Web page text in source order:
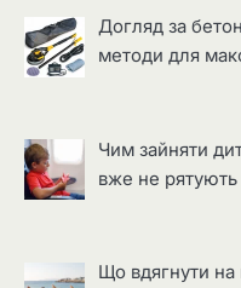
Догляд за
методи для
Чим зайняти
вже не рятують
Що вдягнути на